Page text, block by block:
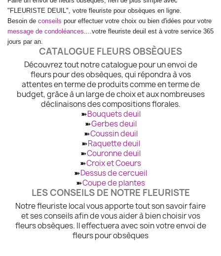
"FLEURISTE DEUIL", votre fleuriste pour obsèques en ligne.
Besoin de conseils pour effectuer votre choix ou bien d'idées pour votre
message de condoléances....votre fleuriste deuil est à votre service 365
jours par an.
CATALOGUE FLEURS OBSÈQUES
Découvrez tout notre catalogue pour un envoi de
fleurs pour des obsèques, qui répondra à vos
attentes en terme de produits comme en terme de
budget, grâce à un large de choix et aux nombreuses
déclinaisons des compositions florales.
➽Bouquets deuil
➽Gerbes deuil
➽Coussin deuil
➽Raquette deuil
➽Couronne deuil
➽Croix et Coeurs
➽Dessus de cercueil
➽Coupe de plantes
LES CONSEILS DE NOTRE FLEURISTE
Notre fleuriste local vous apporte tout son savoir faire
et ses conseils afin de vous aider à bien choisir vos
fleurs obsèques. Il effectuera avec soin votre envoi de
fleurs pour obsèques